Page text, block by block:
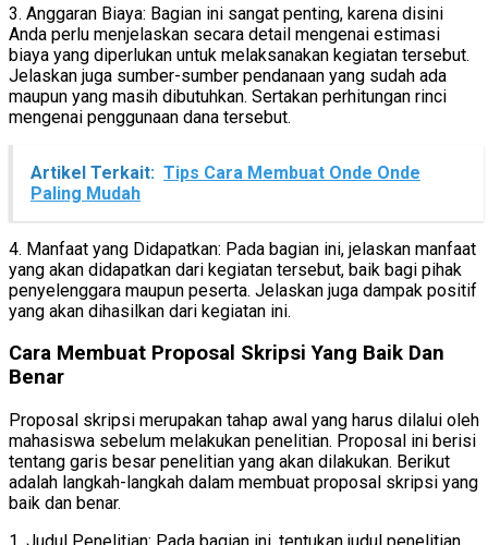
3. Anggaran Biaya: Bagian ini sangat penting, karena disini
Anda perlu menjelaskan secara detail mengenai estimasi
biaya yang diperlukan untuk melaksanakan kegiatan tersebut.
Jelaskan juga sumber-sumber pendanaan yang sudah ada
maupun yang masih dibutuhkan. Sertakan perhitungan rinci
mengenai penggunaan dana tersebut.
Artikel Terkait: Tips Cara Membuat Onde Onde
Paling Mudah
4. Manfaat yang Didapatkan: Pada bagian ini, jelaskan manfaat
yang akan didapatkan dari kegiatan tersebut, baik bagi pihak
penyelenggara maupun peserta. Jelaskan juga dampak positif
yang akan dihasilkan dari kegiatan ini.
Cara Membuat Proposal Skripsi Yang Baik Dan
Benar
Proposal skripsi merupakan tahap awal yang harus dilalui oleh
mahasiswa sebelum melakukan penelitian. Proposal ini berisi
tentang garis besar penelitian yang akan dilakukan. Berikut
adalah langkah-langkah dalam membuat proposal skripsi yang
baik dan benar.